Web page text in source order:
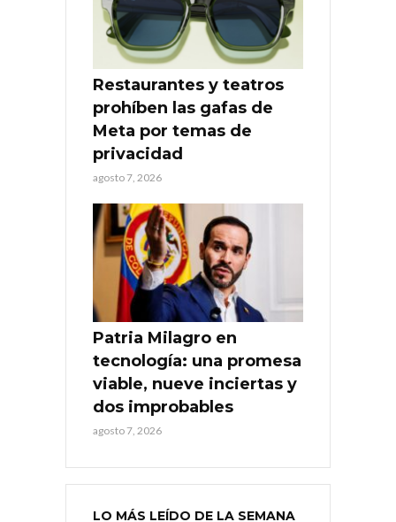
Restaurantes y teatros
prohíben las gafas de
Meta por temas de
privacidad
agosto 7, 2026
Patria Milagro en
tecnología: una promesa
viable, nueve inciertas y
dos improbables
agosto 7, 2026
LO MÁS LEÍDO DE LA SEMANA